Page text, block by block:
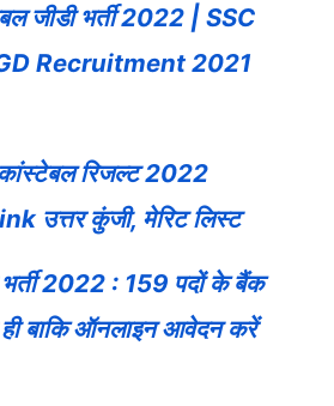
जीडी भर्ती 2022 | SSC
Recruitment 2021
रिजल्ट 2022
उत्तर कुंजी, मेरिट लिस्ट
2022 : 159 पदों के बैंक
ही बाकि ऑनलाइन आवेदन करें